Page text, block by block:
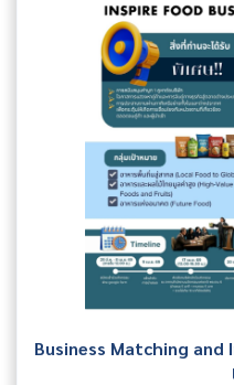
Business Matching